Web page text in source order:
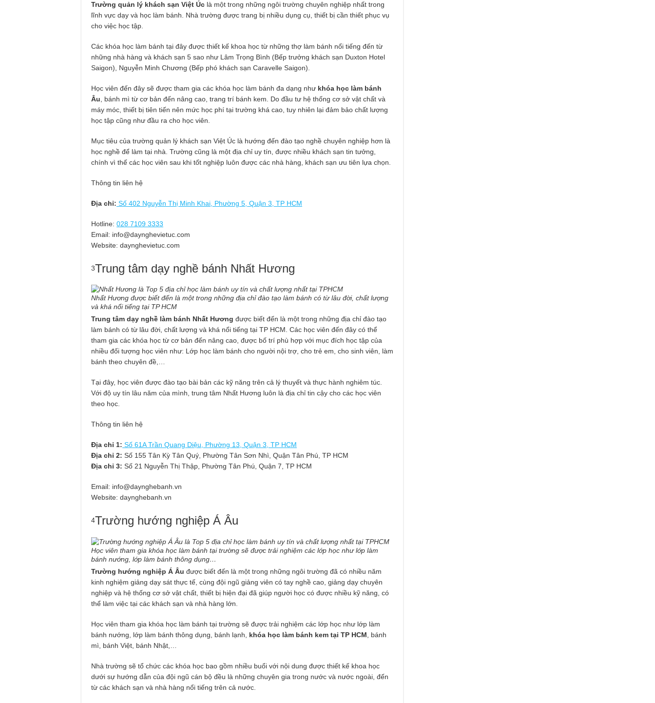
Trường quản lý khách sạn Việt Úc là một trong những ngôi trường chuyên nghiệp nhất trong
lĩnh vực dạy và học làm bánh. Nhà trường được trang bị nhiều dụng cụ, thiết bị cần thiết phục vụ
cho việc học tập.
Các khóa học làm bánh tại đây được thiết kế khoa học từ những thợ làm bánh nổi tiếng đến từ
những nhà hàng và khách sạn 5 sao như Lâm Trọng Bình (Bếp trưởng khách sạn Duxton Hotel
Saigon), Nguyễn Minh Chương (Bếp phó khách sạn Caravelle Saigon).
Học viên đến đây sẽ được tham gia các khóa học làm bánh đa dạng như khóa học làm bánh
Âu , bánh mì từ cơ bản đến nâng cao, trang trí bánh kem. Do đầu tư hệ thống cơ sở vật chất và
máy móc, thiết bị tiên tiến nên mức học phí tại trường khá cao, tuy nhiên lại đảm bảo chất lượng
học tập cũng như đầu ra cho học viên.
Mục tiêu của trường quản lý khách sạn Việt Úc là hướng đến đào tạo nghề chuyên nghiệp hơn là
học nghề để làm tại nhà. Trường cũng là một địa chỉ uy tín, được nhiều khách sạn tin tưởng,
chính vì thế các học viên sau khi tốt nghiệp luôn được các nhà hàng, khách sạn ưu tiên lựa chọn.
Thông tin liên hệ
Địa chỉ: Số 402 Nguyễn Thị Minh Khai, Phường 5, Quận 3, TP HCM
Hotline: 028 7109 3333
Email: info@daynghevietuc.com
Website: daynghevietuc.com
3Trung tâm dạy nghề bánh Nhất Hương
Nhất Hương được biết đến là một trong những địa chỉ đào tạo làm bánh có từ lâu đời, chất lượng
và khá nổi tiếng tại TP HCM
Trung tâm dạy nghề làm bánh Nhất Hương được biết đến là một trong những địa chỉ đào tạo
làm bánh có từ lâu đời, chất lượng và khá nổi tiếng tại TP HCM. Các học viên đến đây có thể
tham gia các khóa học từ cơ bản đến nâng cao, được bố trí phù hợp với mục đích học tập của
nhiều đối tượng học viên như: Lớp học làm bánh cho người nội trợ, cho trẻ em, cho sinh viên, làm
bánh theo chuyên đề,…
Tại đây, học viên được đào tạo bài bản các kỹ năng trên cả lý thuyết và thực hành nghiêm túc.
Với độ uy tín lâu năm của mình, trung tâm Nhất Hương luôn là địa chỉ tin cậy cho các học viên
theo học.
Thông tin liên hệ
Địa chỉ 1: Số 61A Trần Quang Diệu, Phường 13, Quận 3, TP HCM
Địa chỉ 2: Số 155 Tân Kỳ Tân Quý, Phường Tân Sơn Nhì, Quận Tân Phú, TP HCM
Địa chỉ 3: Số 21 Nguyễn Thị Thập, Phường Tân Phú, Quận 7, TP HCM
Email: info@daynghebanh.vn
Website: daynghebanh.vn
4Trường hướng nghiệp Á Âu
Học viên tham gia khóa học làm bánh tại trường sẽ được trải nghiệm các lớp học như lớp làm
bánh nướng, lớp làm bánh thông dụng…
Trường hướng nghiệp Á Âu được biết đến là một trong những ngôi trường đã có nhiều năm
kinh nghiệm giảng dạy sát thực tế, cùng đội ngũ giảng viên có tay nghề cao, giảng dạy chuyên
nghiệp và hệ thống cơ sở vật chất, thiết bị hiện đại đã giúp người học có được nhiều kỹ năng, có
thể làm việc tại các khách sạn và nhà hàng lớn.
Học viên tham gia khóa học làm bánh tại trường sẽ được trải nghiệm các lớp học như lớp làm
bánh nướng, lớp làm bánh thông dụng, bánh lạnh, khóa học làm bánh kem tại TP HCM , bánh
mì, bánh Việt, bánh Nhật,…
Nhà trường sẽ tổ chức các khóa học bao gồm nhiều buổi với nội dung được thiết kế khoa học
dưới sự hướng dẫn của đội ngũ cán bộ đều là những chuyên gia trong nước và nước ngoài, đến
từ các khách sạn và nhà hàng nổi tiếng trên cả nước.